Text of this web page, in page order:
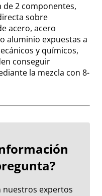
de 2 componentes,
sobre
acero, acero
aluminio expuestas a
y químicos,
conseguir
la mezcla con 8-
nuestros expertos